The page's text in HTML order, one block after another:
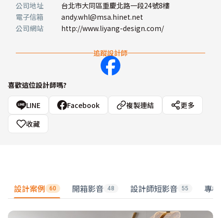
公司地址
台北市大同區重慶北路一段24號8樓
電子信箱
andy.whl@msa.hinet.net
公司網站
http://www.liyang-design.com/
追蹤設計師
喜歡這位設計師嗎?
LINE Facebook 複製連結
更多
收藏
設計案例 60 開箱影音 48 設計師短影音 55 專